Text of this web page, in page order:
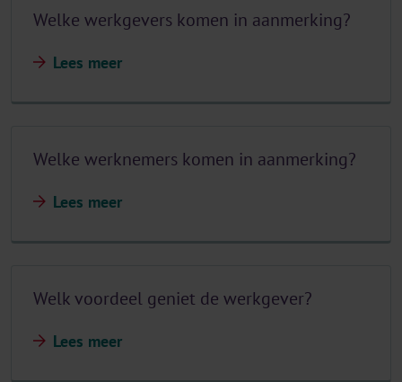
Welke werkgevers komen in aanmerking?
Lees meer
Welke werknemers komen in aanmerking?
Lees meer
Welk voordeel geniet de werkgever?
Lees meer